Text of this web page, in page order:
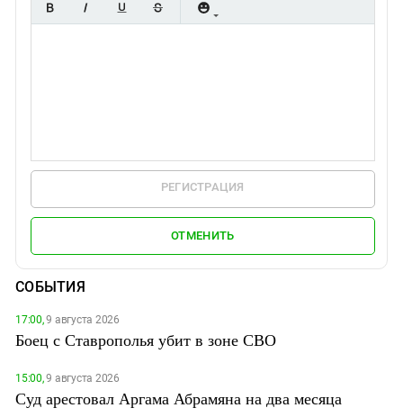
РЕГИСТРАЦИЯ
ОТМЕНИТЬ
СОБЫТИЯ
17:00,9 августа 2026
Боец с Ставрополья убит в зоне СВО
15:00,9 августа 2026
Суд арестовал Аргама Абрамяна на два месяца